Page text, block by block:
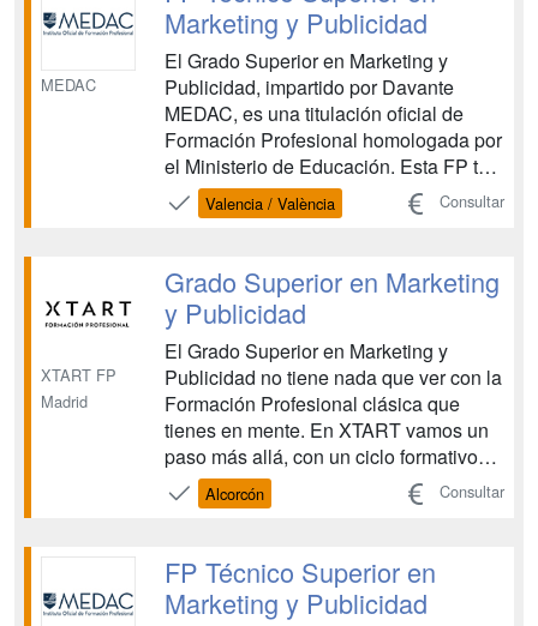
comunicativas y digitales esenc...
MEDAC
Marketing y Publicidad
El Grado Superior en Marketing y
Publicidad, impartido por Davante
MEDAC, es una titulación oficial de
Formación Profesional homologada por
el Ministerio de Educación. Esta FP te
proporciona las competencias
necesarias para planificar, organizar y
como para dominar las herramientas
comunicativas y digitales esenc...
Valencia / València Consultar
XTART FP
Madrid
Grado Superior en Marketing
y Publicidad
El Grado Superior en Marketing y
Publicidad no tiene nada que ver con la
Formación Profesional clásica que
tienes en mente. En XTART vamos un
paso más allá, con un ciclo formativo
realmente innovador. Una de las
grandes ventajas de este Grado
que ha sido diseñado en función de las
necesidades del mercado lab...
Alcorcón Consultar
FP Técnico Superior en
Marketing y Publicidad